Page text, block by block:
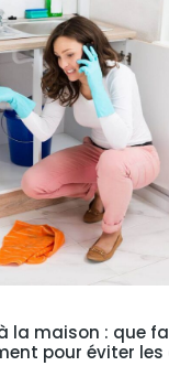
la maison : que
pour éviter les